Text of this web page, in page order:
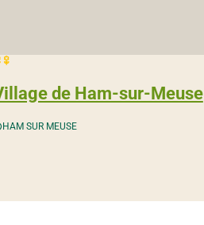
de Ham-sur-Meuse
fleurs
HAM SUR MEUSE